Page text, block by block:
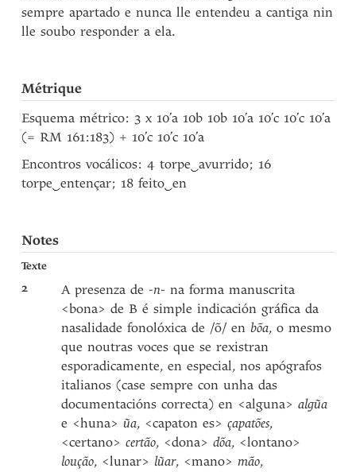
sempre apartado e nunca lle entendeu a cantiga nin
lle soubo responder a ela.
Métrique
Esquema métrico: 3 x 10’a 10b 10b 10’a 10’c 10’c 10’a
(= RM 161:183) + 10’c 10’c 10’a
Encontros vocálicos: 4 torpe ‿avurrido; 16
torpe ‿entençar; 18 feito ‿en
Notes
Texte
2
A presenza de -n- na forma manuscrita
<bona> de B é simple indicación gráfica da
nasalidade fonolóxica de /õ/ enbõa, o mesmo
que noutras voces que se rexistran
esporadicamente, en especial, nos apógrafos
italianos (case sempre con unha das
documentacións correcta) en <alguna>algũa
e <huna>ũa, <capaton es>çapatões,
<certano>certão, <dona>dõa, <lontano>
loução, <lunar> lũar, <mano>mão,